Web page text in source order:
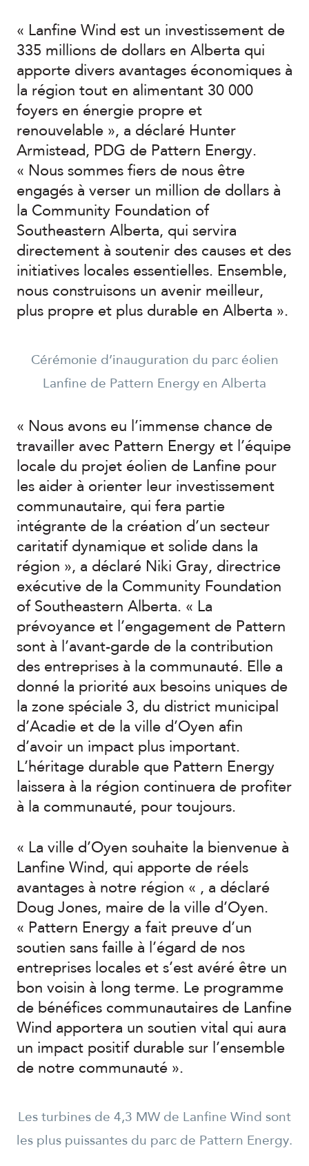
« Lanfine Wind est un investissement de
335 millions de dollars en Alberta qui
apporte divers avantages économiques à
la région tout en alimentant 30 000
foyers en énergie propre et
renouvelable », a déclaré Hunter
Armistead, PDG de Pattern Energy.
« Nous sommes fiers de nous être
engagés à verser un million de dollars à
la Community Foundation of
Southeastern Alberta, qui servira
directement à soutenir des causes et des
initiatives locales essentielles. Ensemble,
nous construisons un avenir meilleur,
plus propre et plus durable en Alberta ».
Cérémonie d’inauguration du parc éolien
Lanfine de Pattern Energy en Alberta
« Nous avons eu l’immense chance de
travailler avec Pattern Energy et l’équipe
locale du projet éolien de Lanfine pour
les aider à orienter leur investissement
communautaire, qui fera partie
intégrante de la création d’un secteur
caritatif dynamique et solide dans la
région », a déclaré Niki Gray, directrice
exécutive de la Community Foundation
of Southeastern Alberta. « La
prévoyance et l’engagement de Pattern
sont à l’avant-garde de la contribution
des entreprises à la communauté. Elle a
donné la priorité aux besoins uniques de
la zone spéciale 3, du district municipal
d’Acadie et de la ville d’Oyen afin
d’avoir un impact plus important.
L’héritage durable que Pattern Energy
laissera à la région continuera de profiter
à la communauté, pour toujours.
« La ville d’Oyen souhaite la bienvenue à
Lanfine Wind, qui apporte de réels
avantages à notre région « , a déclaré
Doug Jones, maire de la ville d’Oyen.
« Pattern Energy a fait preuve d’un
soutien sans faille à l’égard de nos
entreprises locales et s’est avéré être un
bon voisin à long terme. Le programme
de bénéfices communautaires de Lanfine
Wind apportera un soutien vital qui aura
un impact positif durable sur l’ensemble
de notre communauté ».
Les turbines de 4,3 MW de Lanfine Wind sont
les plus puissantes du parc de Pattern Energy.